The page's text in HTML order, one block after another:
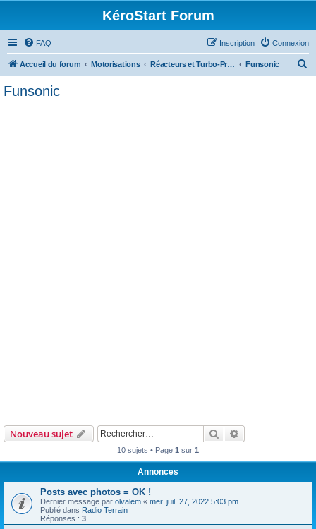
KéroStart Forum
FAQ Connexion
Inscription
Accueil du forum Motorisations Réacteurs et Turbo-Propulseurs Funsonic
Funsonic
Nouveau sujet Rechercher
10 sujets • Page 1 sur 1
Annonces
Posts avec photos = OK !
Dernier message par olvalem « mer. juil. 27, 2022 5:03 pm
Publié dans Radio Terrain
Réponses : 3